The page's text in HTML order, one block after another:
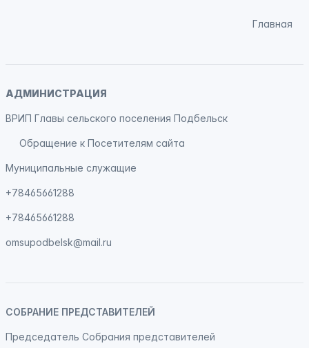
Главная
АДМИНИСТРАЦИЯ
ВРИП Главы сельского поселения Подбельск
Обращение к Посетителям сайта
Муниципальные служащие
+78465661288
+78465661288
omsupodbelsk@mail.ru
СОБРАНИЕ ПРЕДСТАВИТЕЛЕЙ
Председатель Собрания представителей